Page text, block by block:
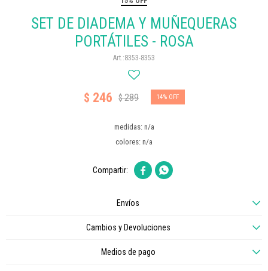
SET DE DIADEMA Y MUÑEQUERAS
PORTÁTILES - ROSA
8353-8353
$ 246 $289 14
medidas: n/a
colores: n/a
 
Envíos
Cambios y Devoluciones
Medios de pago